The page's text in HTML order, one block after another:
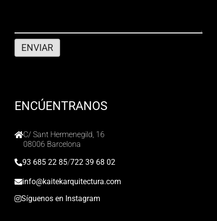
ENCÚENTRANOS
C/ Sant Hermenegild, 16
08006 Barcelona
93 685 22 85/722 39 68 02
info@kaitekarquitectura.com
Síguenos en Instagram